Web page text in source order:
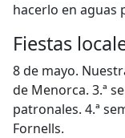
hacerlo en aguas
Fiestas
8 de mayo.
de Menorca. 3.ª
patronales. 4.ª
Fornells.